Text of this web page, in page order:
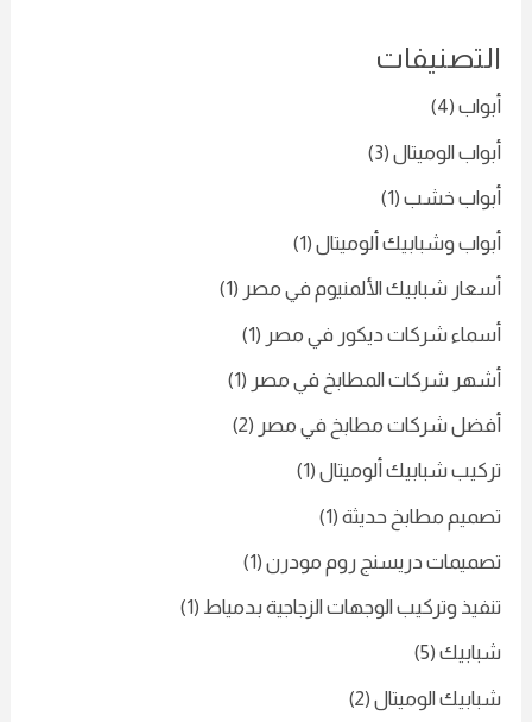
التصنيفات
أبواب (4)
أبواب الوميتال (3)
أبواب خشب (1)
أبواب وشبابيك ألوميتال (1)
أسعار شبابيك الألمنيوم في مصر (1)
أسماء شركات ديكور في مصر (1)
أشهر شركات المطابخ في مصر (1)
أفضل شركات مطابخ في مصر (2)
تركيب شبابيك ألوميتال (1)
تصميم مطابخ حديثة (1)
تصميمات دريسنج روم مودرن (1)
تنفيذ وتركيب الوجهات الزجاجية بدمياط (1)
شبابيك (5)
شبابيك الوميتال (2)